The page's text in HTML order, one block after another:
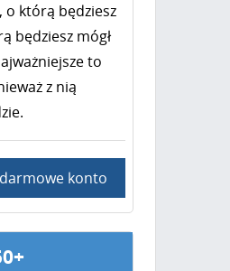
o którą będziesz
będziesz mógł
to
z nią
darmowe konto